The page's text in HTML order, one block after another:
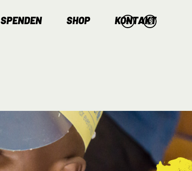
SPENDEN SHOP KONTAKT